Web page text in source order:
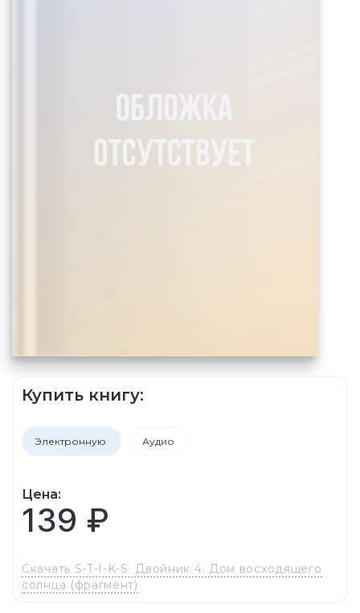
Купить книгу:
Электронную Аудио
Цена:
139 ₽
Скачать S-T-I-K-S. Двойник 4. Дом восходящего
солнца (фрагмент)